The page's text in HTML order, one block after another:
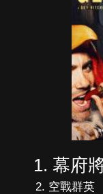
幕府
空戰群英